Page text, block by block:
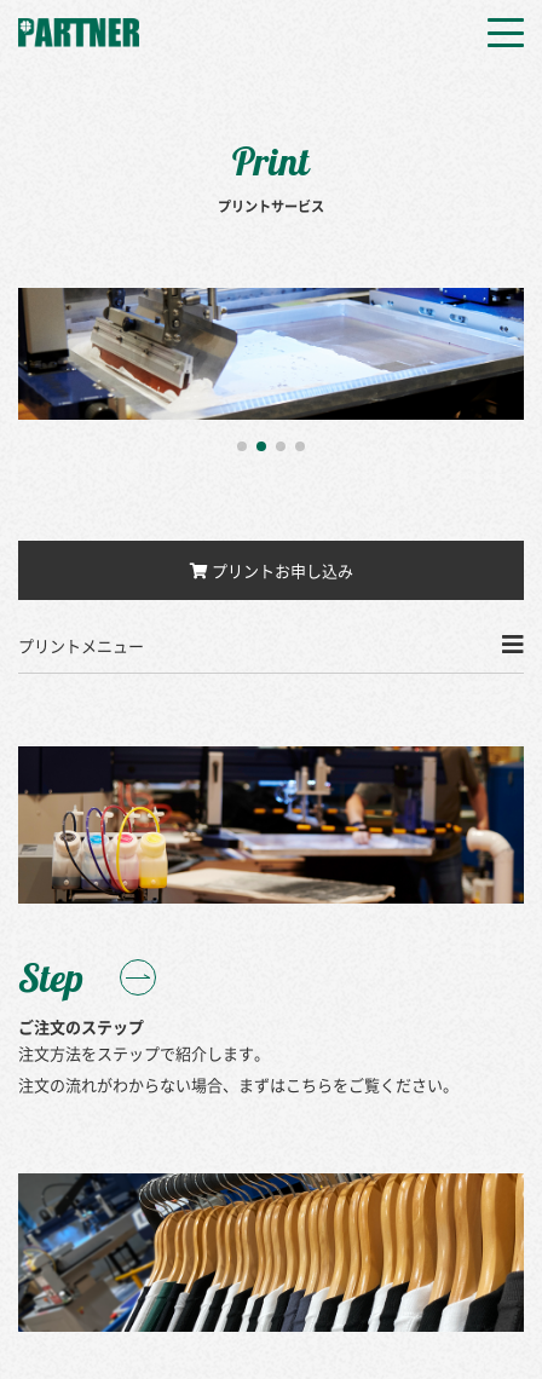
Print
プリントサービス
プリントお申し込み
プリントメニュー
Step
ご注文のステップ
注文方法をステップで紹介します。
注文の流れがわからない場合、まずはこちらをご覧ください。